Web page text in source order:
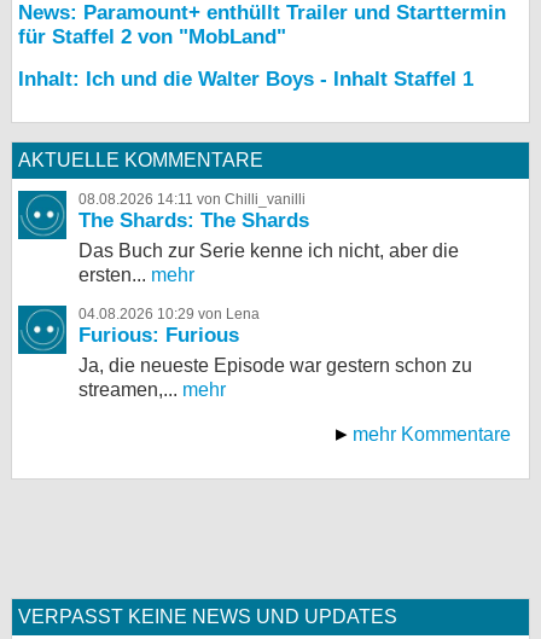
News: Paramount+ enthüllt Trailer und Starttermin
für Staffel 2 von "MobLand"
Inhalt: Ich und die Walter Boys - Inhalt Staffel 1
AKTUELLE KOMMENTARE
08.08.2026 14:11 von Chilli_vanilli
The Shards: The Shards
Das Buch zur Serie kenne ich nicht, aber die
ersten... mehr
04.08.2026 10:29 von Lena
Furious: Furious
Ja, die neueste Episode war gestern schon zu
streamen,... mehr
mehr Kommentare
VERPASST KEINE NEWS UND UPDATES